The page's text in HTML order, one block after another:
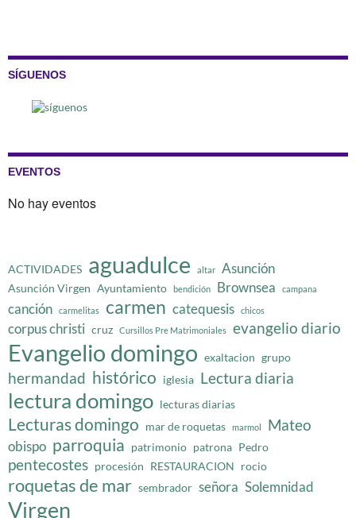
SÍGUENOS
EVENTOS
No hay eventos
ACTIVIDADES aguadulce altar Asunción
Asunción Virgen Ayuntamiento bendición Brownsea campana
canción carmelitas carmen catequesis chicos
corpus christi cruz Cursillos Pre Matrimoniales evangelio diario
Evangelio domingo exaltacion grupo
hermandad histórico iglesia Lectura diaria
lectura domingo lecturas diarias
Lecturas domingo mar de roquetas marmol Mateo
obispo parroquia patrimonio patrona Pedro
pentecostes procesión RESTAURACION rocio
roquetas de mar sembrador señora Solemnidad
Virgen